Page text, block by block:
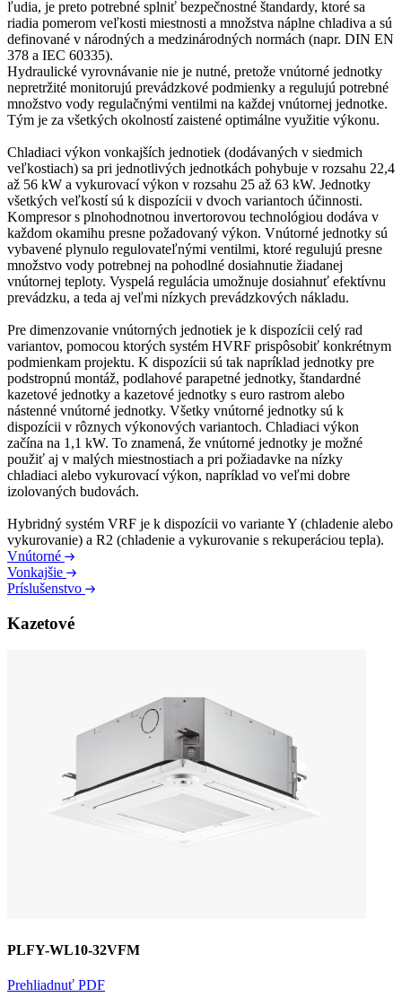
ľudia, je preto potrebné splniť bezpečnostné štandardy, ktoré sa
riadia pomerom veľkosti miestnosti a množstva náplne chladiva a sú
definované v národných a medzinárodných normách (napr. DIN EN
378 a IEC 60335).
Hydraulické vyrovnávanie nie je nutné, pretože vnútorné jednotky
nepretržité monitorujú prevádzkové podmienky a regulujú potrebné
množstvo vody regulačnými ventilmi na každej vnútornej jednotke.
Tým je za všetkých okolností zaistené optimálne využitie výkonu.
Chladiaci výkon vonkajších jednotiek (dodávaných v siedmich
veľkostiach) sa pri jednotlivých jednotkách pohybuje v rozsahu 22,4
až 56 kW a vykurovací výkon v rozsahu 25 až 63 kW. Jednotky
všetkých veľkostí sú k dispozícii v dvoch variantoch účinnosti.
Kompresor s plnohodnotnou invertorovou technológiou dodáva v
každom okamihu presne požadovaný výkon. Vnútorné jednotky sú
vybavené plynulo regulovateľnými ventilmi, ktoré regulujú presne
množstvo vody potrebnej na pohodlné dosiahnutie žiadanej
vnútornej teploty. Vyspelá regulácia umožnuje dosiahnuť efektívnu
prevádzku, a teda aj veľmi nízkych prevádzkových nákladu.
Pre dimenzovanie vnútorných jednotiek je k dispozícii celý rad
variantov, pomocou ktorých systém HVRF prispôsobiť konkrétnym
podmienkam projektu. K dispozícii sú tak napríklad jednotky pre
podstropnú montáž, podlahové parapetné jednotky, štandardné
kazetové jednotky a kazetové jednotky s euro rastrom alebo
nástenné vnútorné jednotky. Všetky vnútorné jednotky sú k
dispozícii v rôznych výkonových variantoch. Chladiaci výkon
začína na 1,1 kW. To znamená, že vnútorné jednotky je možné
použiť aj v malých miestnostiach a pri požiadavke na nízky
chladiaci alebo vykurovací výkon, napríklad vo veľmi dobre
izolovaných budovách.
Hybridný systém VRF je k dispozícii vo variante Y (chladenie alebo
vykurovanie) a R2 (chladenie a vykurovanie s rekuperáciou tepla).
Vnútorné
Vonkajšie
Príslušenstvo
Kazetové
PLFY-WL10-32VFM
Prehliadnuť PDF